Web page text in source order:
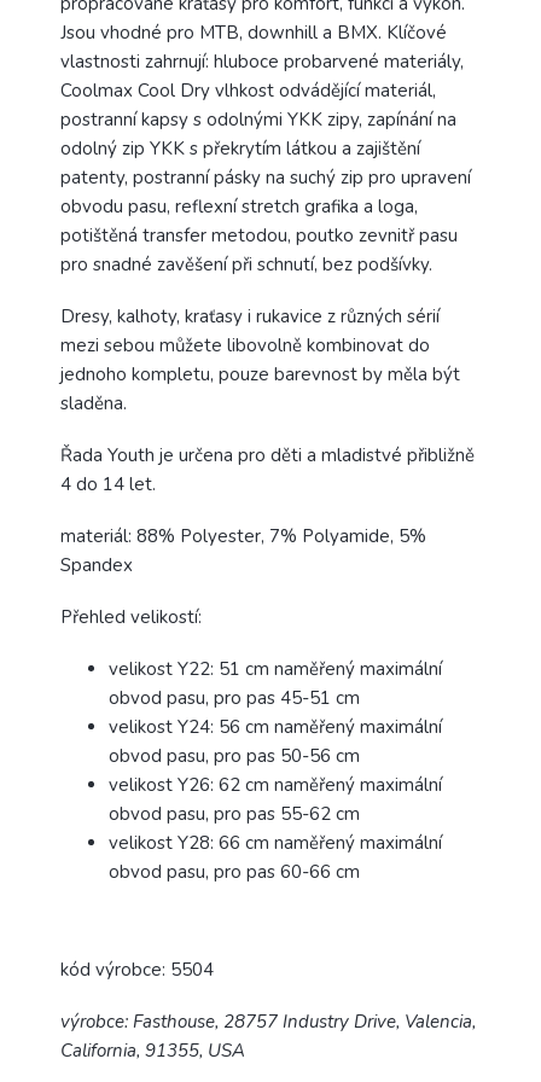
Jsou vhodné pro MTB, downhill a BMX. Klíčové
vlastnosti zahrnují: hluboce probarvené materiály,
Coolmax Cool Dry vlhkost odvádějící materiál,
postranní kapsy s odolnými YKK zipy, zapínání na
odolný zip YKK s překrytím látkou a zajištění
patenty, postranní pásky na suchý zip pro upravení
obvodu pasu, reflexní stretch grafika a loga,
potištěná transfer metodou, poutko zevnitř pasu
pro snadné zavěšení při schnutí, bez podšívky.
Dresy, kalhoty, kraťasy i rukavice z různých sérií
mezi sebou můžete libovolně kombinovat do
jednoho kompletu, pouze barevnost by měla být
sladěna.
Řada Youth je určena pro děti a mladistvé přibližně
4 do 14 let.
materiál: 88% Polyester, 7% Polyamide, 5%
Spandex
Přehled velikostí:
velikost Y22: 51 cm naměřený maximální
obvod pasu, pro pas 45-51 cm
velikost Y24: 56 cm naměřený maximální
obvod pasu, pro pas 50-56 cm
velikost Y26: 62 cm naměřený maximální
obvod pasu, pro pas 55-62 cm
velikost Y28: 66 cm naměřený maximální
obvod pasu, pro pas 60-66 cm
kód výrobce: 5504
výrobce: Fasthouse, 28757 Industry Drive, Valencia,
California, 91355, USA